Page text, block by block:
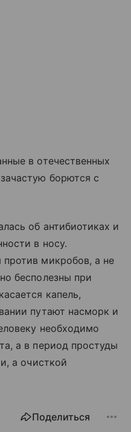
в отечественных
борются с
об антибиотиках и
в носу.
микробов, а не
бесполезны при
капель,
путают насморк и
необходимо
а в период простуды
а очисткой
Поделиться